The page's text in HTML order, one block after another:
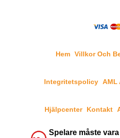
Hem Villkor Och
Integritetspolicy AML
Hjälpcenter Kontakt
Spelare måste